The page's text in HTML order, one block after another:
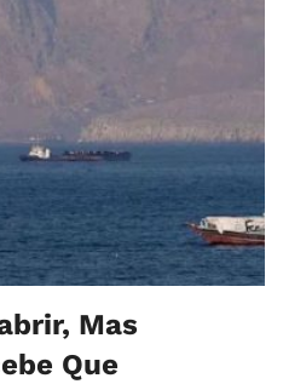
Mas
Que